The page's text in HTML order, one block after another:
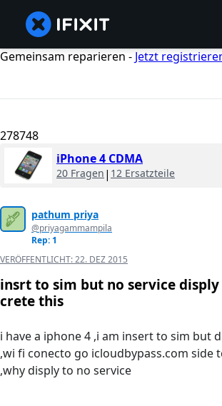
Gemeinsam reparieren - Jetzt
278748
iPhone 4 CDMA
20 Fragen | 12 Ersatzteile
pathum priya
@priyagammampila
Rep: 1
VERÖFFENTLICHT:22. DEZ 2015
insrt to sim but no service
crete this
i have a iphone 4 ,i am insert to sim but
,wi fi conecto go icloudbypass.com side
,why disply to no service